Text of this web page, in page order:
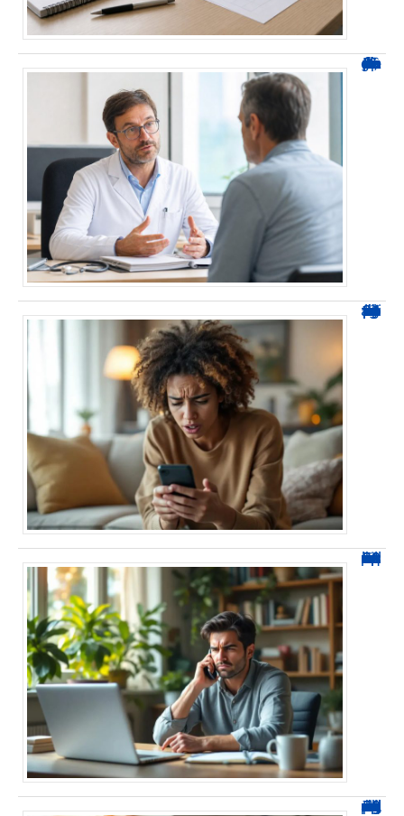
Durée d’arrêt après un stent : des repères, pas une règle fixe
0424 démarchage : reconnaître l’appel et agir sans se tromper
0270 spam : reconnaître ces appels et les bloquer sans erreur
0270 démarchage : comment repérer, bloquer et signaler ces appels